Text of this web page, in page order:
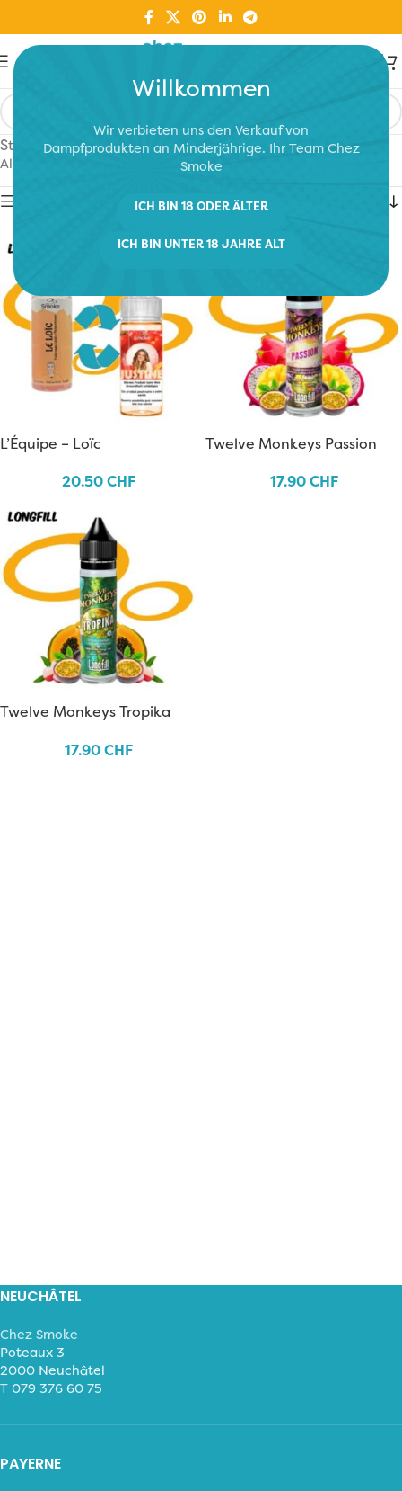
Willkommen
Wir verbieten uns den Verkauf von
Dampfprodukten an Minderjährige. Ihr Team Chez
Smoke
ICH BIN 18 ODER ÄLTER
ICH BIN UNTER 18 JAHRE ALT
Start E-Liquids/Longfill 0-16 mg Nikotin/Fruchtig
Alle 3 Ergebnisse werden angezeigt
L’Équipe – Loïc
20.50CHF
Twelve Monkeys Passion
17.90CHF
Twelve Monkeys Tropika
17.90CHF
NEUCHÂTEL
Chez Smoke
Poteaux 3
2000 Neuchâtel
T 079 376 60 75
PAYERNE